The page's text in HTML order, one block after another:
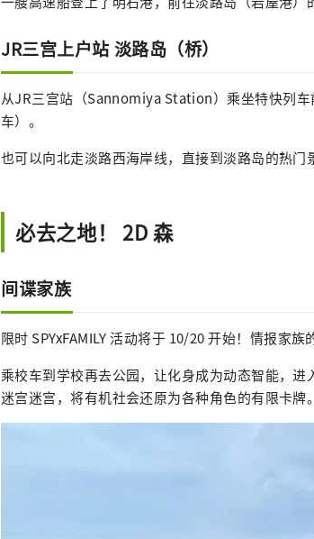
JR三宫上户站 淡路岛（桥）
从JR三宫站（Sannomiya Station）乘坐特快列
车）。
也可以向北走淡路西海岸线，直接到淡路岛的热门
必去之地！ 2D 森
间谍家族
限时 SPYxFAMILY 活动将于 10/20 开始！情报家族
乘校车到学校再去公园，让化身成为动态智能，
迷宫迷宫，将有机社会还原为各种角色的有限卡牌。